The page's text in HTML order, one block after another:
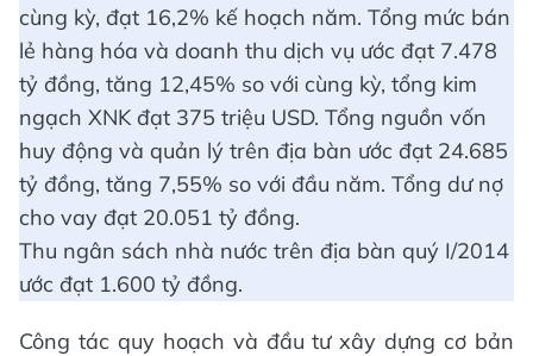
cùng kỳ, đạt 16,2% kế hoạch năm. Tổng mức bán
lẻ hàng hóa và doanh thu dịch vụ ước đạt 7.478
tỷ đồng, tăng 12,45% so với cùng kỳ, tổng kim
ngạch XNK đạt 375 triệu USD. Tổng nguồn vốn
huy động và quản lý trên địa bàn ước đạt 24.685
tỷ đồng, tăng 7,55% so với đầu năm. Tổng dư nợ
cho vay đạt 20.051 tỷ đồng.
Thu ngân sách nhà nước trên địa bàn quý I/2014
ước đạt 1.600 tỷ đồng.
Công tác quy hoạch và đầu tư xây dựng cơ bản